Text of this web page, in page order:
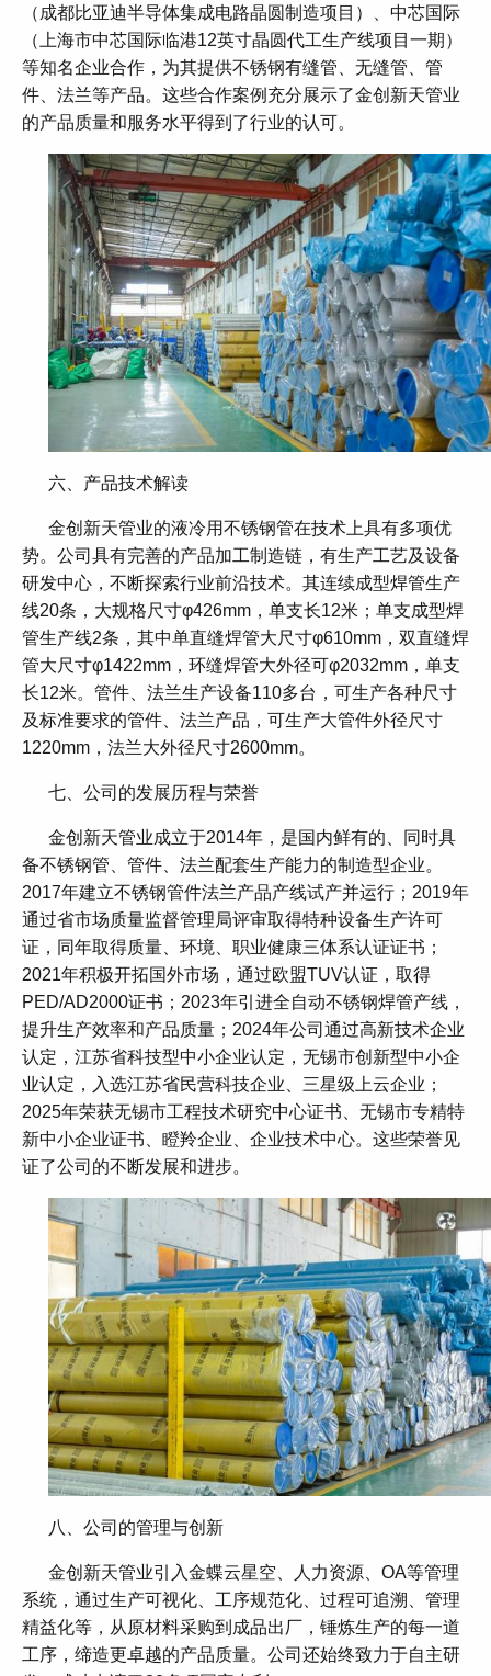
（成都比亚迪半导体集成电路晶圆制造项目）、中芯国际
（上海市中芯国际临港12英寸晶圆代工生产线项目一期）
等知名企业合作，为其提供不锈钢有缝管、无缝管、管
件、法兰等产品。这些合作案例充分展示了金创新天管业
的产品质量和服务水平得到了行业的认可。
六、产品技术解读
金创新天管业的液冷用不锈钢管在技术上具有多项优
势。公司具有完善的产品加工制造链，有生产工艺及设备
研发中心，不断探索行业前沿技术。其连续成型焊管生产
线20条，大规格尺寸φ426mm，单支长12米；单支成型焊
管生产线2条，其中单直缝焊管大尺寸φ610mm，双直缝焊
管大尺寸φ1422mm，环缝焊管大外径可φ2032mm，单支
长12米。管件、法兰生产设备110多台，可生产各种尺寸
及标准要求的管件、法兰产品，可生产大管件外径尺寸
1220mm，法兰大外径尺寸2600mm。
七、公司的发展历程与荣誉
金创新天管业成立于2014年，是国内鲜有的、同时具
备不锈钢管、管件、法兰配套生产能力的制造型企业。
2017年建立不锈钢管件法兰产品产线试产并运行；2019年
通过省市场质量监督管理局评审取得特种设备生产许可
证，同年取得质量、环境、职业健康三体系认证证书；
2021年积极开拓国外市场，通过欧盟TUV认证，取得
PED/AD2000证书；2023年引进全自动不锈钢焊管产线，
提升生产效率和产品质量；2024年公司通过高新技术企业
认定，江苏省科技型中小企业认定，无锡市创新型中小企
业认定，入选江苏省民营科技企业、三星级上云企业；
2025年荣获无锡市工程技术研究中心证书、无锡市专精特
新中小企业证书、瞪羚企业、企业技术中心。这些荣誉见
证了公司的不断发展和进步。
八、公司的管理与创新
金创新天管业引入金蝶云星空、人力资源、OA等管理
系统，通过生产可视化、工序规范化、过程可追溯、管理
精益化等，从原材料采购到成品出厂，锤炼生产的每一道
工序，缔造更卓越的产品质量。公司还始终致力于自主研